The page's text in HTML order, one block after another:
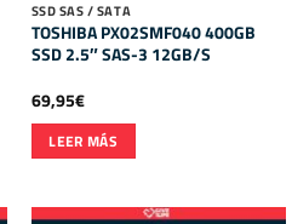
SSD SAS / SATA
TOSHIBA PX02SMF040 400GB
SSD 2.5″ SAS-3 12GB/S
69,95€
LEER MÁS